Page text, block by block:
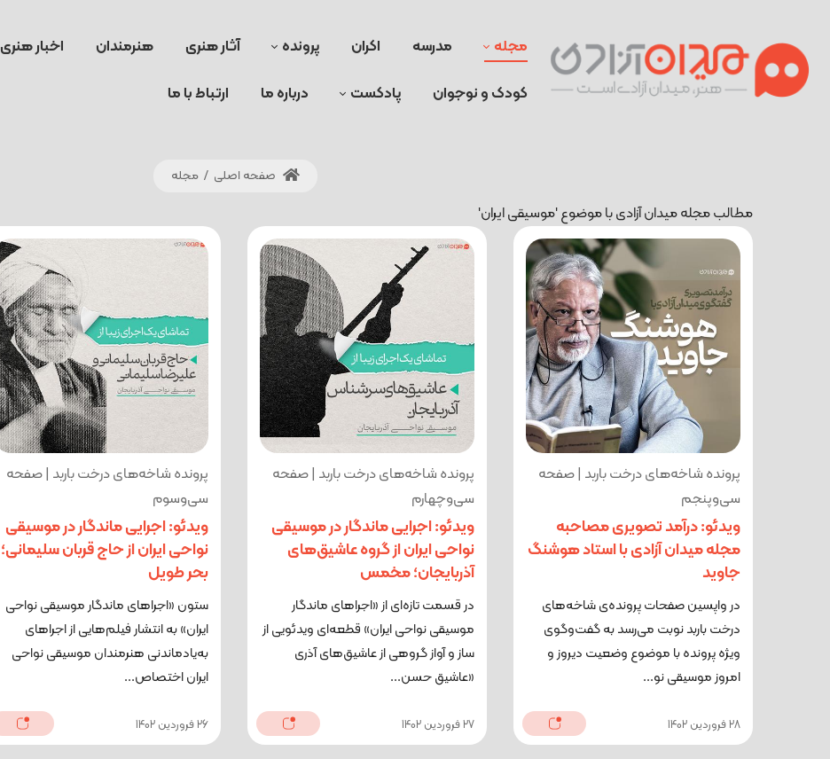
مجله مدرسه اکران پرونده آثار هنری هنرمندان اخبار هنری
کودک و نوجوان پادکست درباره ما ارتباط با ما
صفحه اصلی / مجله
مطالب مجله میدان آزادی با موضوع 'موسیقی ایران'
پرونده شاخه‌های درخت باربد | صفحه
سی‌وپنجم
ویدئو: درآمد تصویری مصاحبه
مجله میدان آزادی با استاد هوشنگ
جاوید
در واپسین صفحات پرونده‌ی شاخه‌های
درخت باربد نوبت می‌رسد به گفت‌وگوی
ویژه پرونده با موضوع وضعیت دیروز و
امروز موسیقی نو...
28 فروردین 1402
پرونده شاخه‌های درخت باربد | صفحه
سی‌وچهارم
ویدئو: اجرایی ماندگار در موسیقی
نواحی ایران از گروه عاشیق‌های
آذربایجان؛ مخمس
در قسمت تازه‌ای از «اجراهای ماندگار
موسیقی نواحی ایران» قطعه‌ای ویدئویی از
ساز و آواز گروهی از عاشیق‌های آذری
«عاشیق حسن...
27 فروردین 1402
پرونده شاخه‌های درخت باربد | صفحه
سی‌وسوم
ویدئو: اجرایی ماندگار در موسیقی
نواحی ایران از حاج قربان سلیمانی؛
بحر طویل
ستون «اجراهای ماندگار موسیقی نواحی
ایران» به انتشار فیلم‌هایی از اجراهای
به‌یادماندنی هنرمندان موسیقی نواحی
ایران اختصاص...
26 فروردین 1402